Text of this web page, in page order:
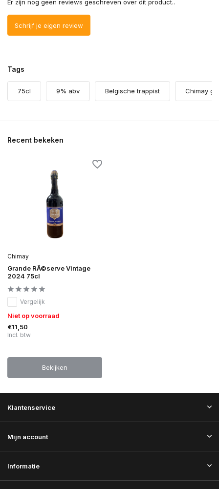
Er zijn nog geen reviews geschreven over dit product..
Schrijf je eigen review
Tags
75cl 9% abv Belgische trappist Chimay
Recent bekeken
Chimay
Grande RÃ©serve Vintage
2024 75cl
Vergelijk
Niet op voorraad
€11,50
Incl. btw
Bekijken
Klantenservice
Mijn account
Informatie